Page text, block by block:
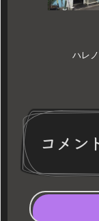
ハレ
コメン